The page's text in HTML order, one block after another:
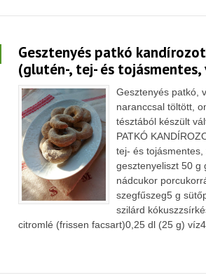
Gesztenyés patkó
(glutén-, tej- és tojásmentes,
Gesztenyés patkó,
naranccsal töltött,
tésztából készült
PATKÓ
tej- és
gesztenyeliszt 50 g
nádcukor
szegfűszeg5 g
szilárd
citromlé (frissen facsart)0,25 dl (25 g)